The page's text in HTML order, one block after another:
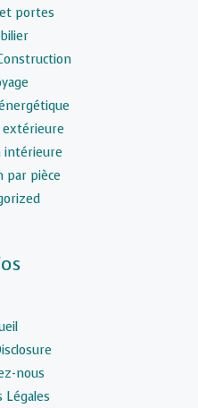
portes
extérieure
intérieure
par pièce
nous